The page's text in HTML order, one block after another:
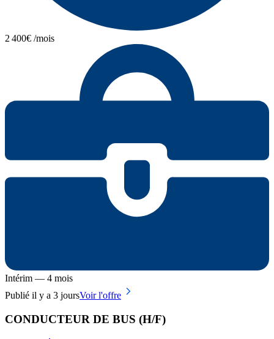
2 400€ /mois
Intérim — 4 mois
Publié il y a 3 joursVoir l'offre
CONDUCTEUR DE BUS (H/F)